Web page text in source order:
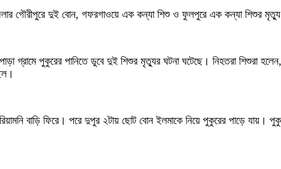
গৌরীপুরে দুই বোন, গফরগাওয়ে এক কন্যা শিশু ও ফুলপুরে এক কন্যা শিশুর
গ্রামে পুকুরের পানিতে ডুবে দুই শিশুর মৃত্যুর ঘটনা ঘটেছে। নিহতরা শিশুরা
বাড়ি ফিরে। পরে দুপুর ২টায় ছোট বোন ইলমাকে নিয়ে পুকুরের পাড়ে